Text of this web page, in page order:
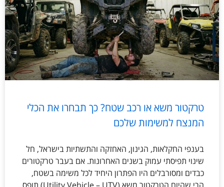
טרקטור משא או רכב שטח? כך תבחרו את הכלי
המנצח למשימות שלכם
בענפי החקלאות, הגינון, האחזקה והתשתיות בישראל, חל
שינוי תפיסתי עמוק בשנים האחרונות. אם בעבר טרקטורים
כבדים ומסורבלים היו הפתרון היחיד לכל משימה בשטח,